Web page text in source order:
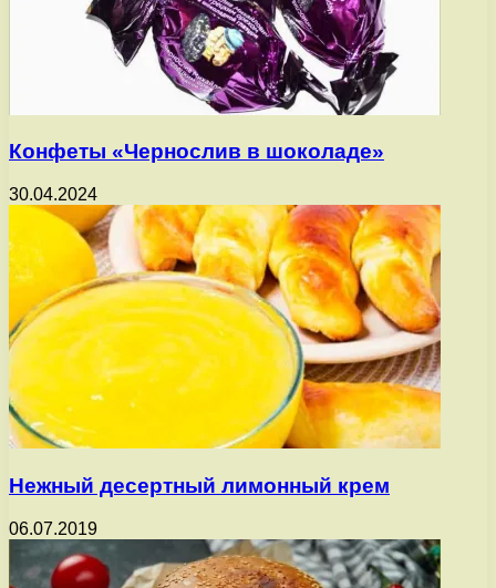
Конфеты «Чернослив в шоколаде»
30.04.2024
Нежный десертный лимонный крем
06.07.2019